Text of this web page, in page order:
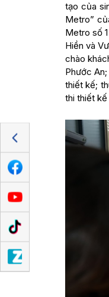
tạo của
Metro”
Metro số
Hiền và
chào
Phước
thiết kế;
thi thiết